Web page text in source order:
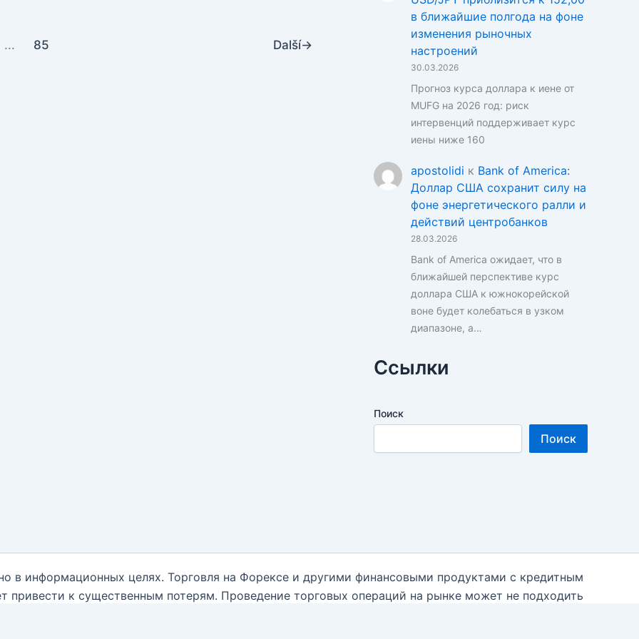
... 85 Další→
в ближайшие полгода на фоне
изменения рыночных
настроений
30.03.2026
Прогноз курса доллара к иене от
MUFG на 2026 год: риск
интервенций поддерживает курс
иены ниже 160
apostolidi к Bank of America:
Доллар США сохранит силу на
фоне энергетического ралли и
действий центробанков
28.03.2026
Bank of America ожидает, что в
ближайшей перспективе курс
доллара США к южнокорейской
воне будет колебаться в узком
диапазоне, а…
Ссылки
Поиск
Поиск
в информационных целях. Торговля на Форексе и другими финансовыми продуктами с кредитным
привести к существенным потерям. Проведение торговых операций на рынке может не подходить